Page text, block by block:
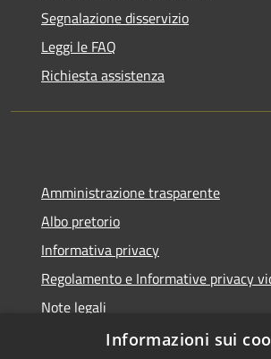
Segnalazione disservizio
Leggi le FAQ
Richiesta assistenza
Amministrazione trasparente
Albo pretorio
Informativa privacy
Regolamento e Informative privacy
Note legali
Dichiarazione di accessibilità
Informazioni sui